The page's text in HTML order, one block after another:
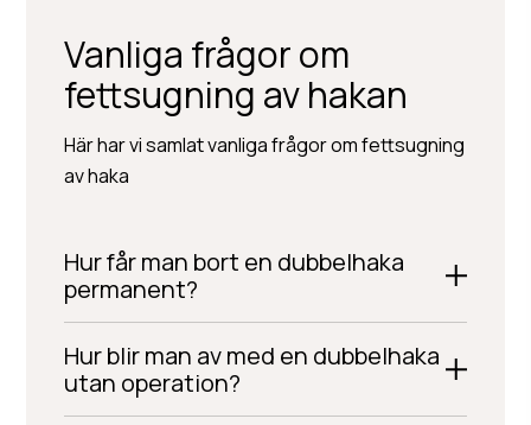
Vanliga frågor om
fettsugning av hakan
Här har vi samlat vanliga frågor om fettsugning
av haka
Hur får man bort en dubbelhaka
permanent?
Hur blir man av med en dubbelhaka
utan operation?